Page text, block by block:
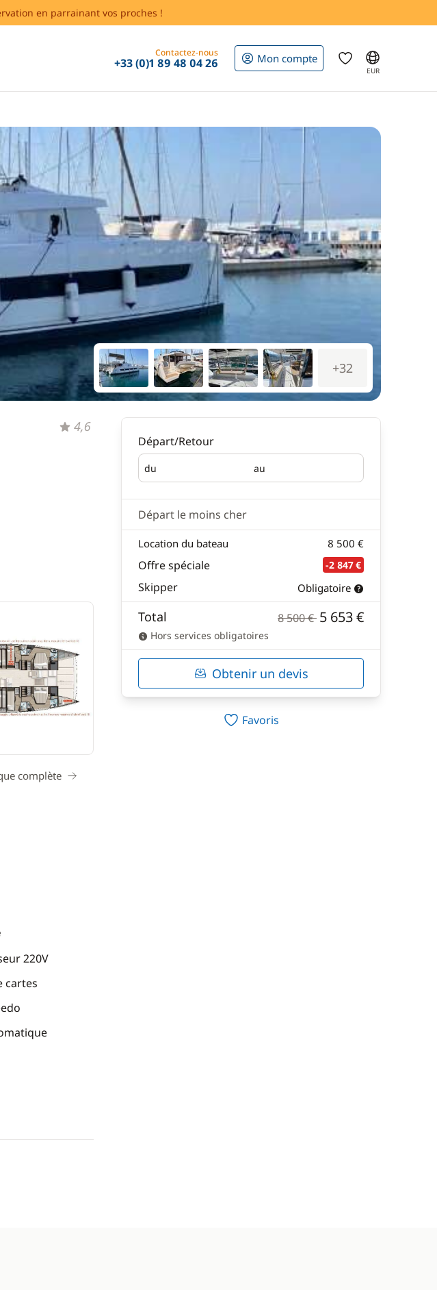
en parrainant vos proches !
Contactez-nous
+33 (0)1 89 48 04 26 Mon compte
EUR
+32
4,6
complète
220V
cartes
Départ/Retour
du
Départ au
Retour
Départ le moins cher
Location du bateau 8 500 €
Offre spéciale -2 847 €
Skipper Obligatoire
Total 8 500 € 5 653 €
Hors services obligatoires
Obtenir un devis
Favoris